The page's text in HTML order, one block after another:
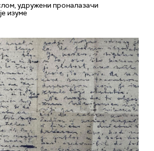
удружени проналазачи
изуме